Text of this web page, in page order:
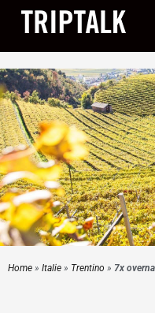
de
inhoud
Home » Italie » Trentino » 7x